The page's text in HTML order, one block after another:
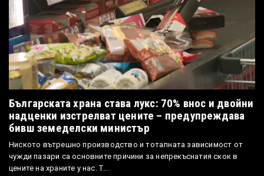
Българската храна става лукс: 70% внос и двойни
надценки изстрелват цените – предупреждава
бивш земеделски министър
Ниското вътрешно производство и тоталната зависимост от
чужди пазари са основните причини за непрекъснатия скок в
цените на храните у нас. Т...